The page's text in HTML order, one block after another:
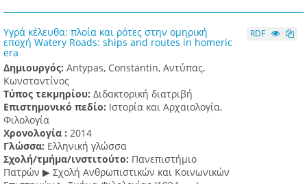
Υγρά κέλευθα: πλοία και ρότες στην ομηρική
εποχή Watery Roads: ships and routes in homeric
era
Δημιουργός: Antypas, Constantin, Αντύπας,
Κωνσταντίνος
Τύπος τεκμηρίου: Διδακτορική διατριβή
Επιστημονικό πεδίο: Ιστορία και Αρχαιολογία,
Φιλολογία
Χρονολογία : 2014
Γλώσσα: Ελληνική γλώσσα
Σχολή/τμήμα/ινστιτούτο: Πανεπιστήμιο
Πατρών ▶ Σχολή Ανθρωπιστικών και Κοινωνικών
RDF